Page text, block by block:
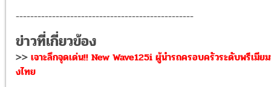
-------------------------------------------------
ข่าวที่เกี่ยวข้อง
>> เจาะลึกจุดเด่น!! New Wave125i ผู้นำรถครอบครัวระดับพรีเมีย
งไทย